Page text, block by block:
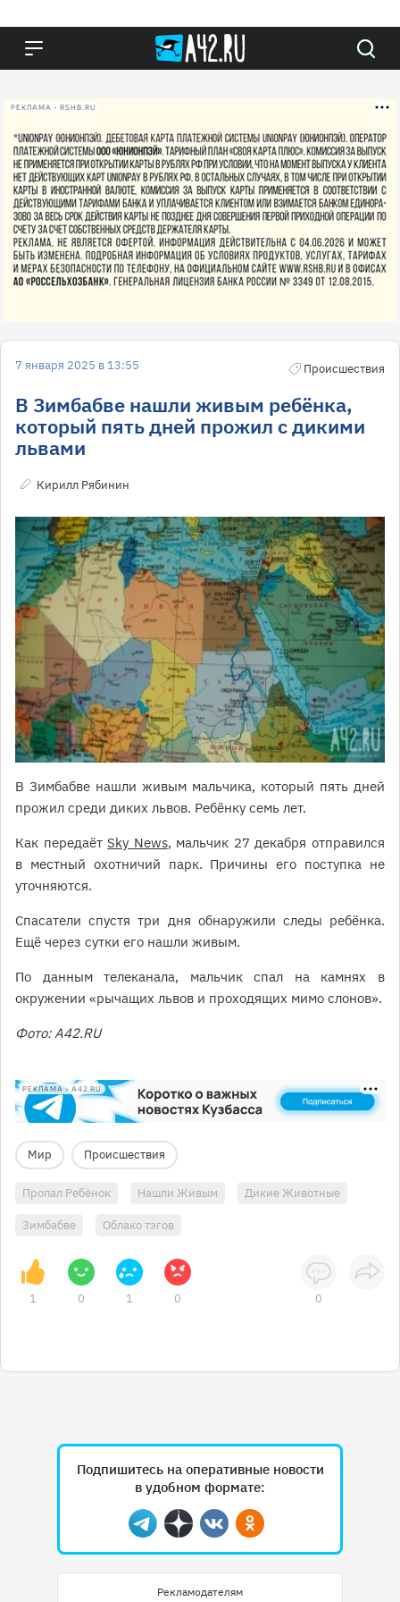
РЕКЛАМА • RSHB.RU
7 января 2025 в 13:55 Происшествия
В Зимбабве нашли живым ребёнка,
который пять дней прожил с дикими
львами
Кирилл Рябинин
В Зимбабве нашли живым мальчика, который пять дней
прожил среди диких львов. Ребёнку семь лет.
Как передаётSky News, мальчик 27 декабря отправился
в местный охотничий парк. Причины его поступка не
уточняются.
Спасатели спустя три дня обнаружили следы ребёнка.
Ещё через сутки его нашли живым.
По данным телеканала, мальчик спал на камнях в
окружении «рычащих львов и проходящих мимо слонов».
Фото: А42.RU
РЕКЛАМА • A42.RU
Мир Происшествия
Пропал Ребёнок Нашли Живым Дикие Животные
Зимбабве Облако тэгов
1 0 1 0 0
Подпишитесь на оперативные новости
в удобном формате:
Telegram
ДзенВконтактеОдноклассники
Рекламодателям